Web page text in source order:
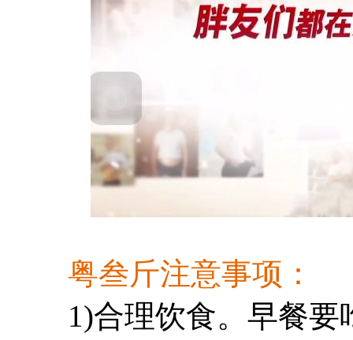
粤叁斤注意事项：
1)合理饮食。早餐要